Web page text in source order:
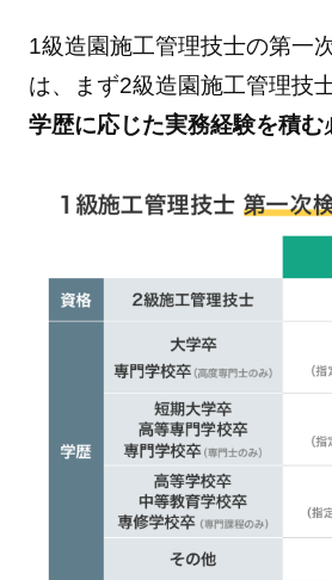
1級造園施工管理技士の第一
は、まず2級造園施工管理技
学歴に応じた実務経験を積む